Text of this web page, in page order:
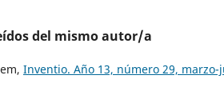
del mismo autor/a
Inventio. Año 13, número 29, marzo-